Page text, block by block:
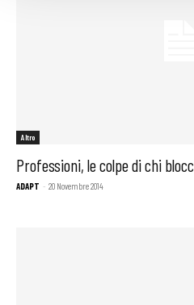
Altro
Professioni, le colpe di chi
ADAPT - 20 Novembre 2014